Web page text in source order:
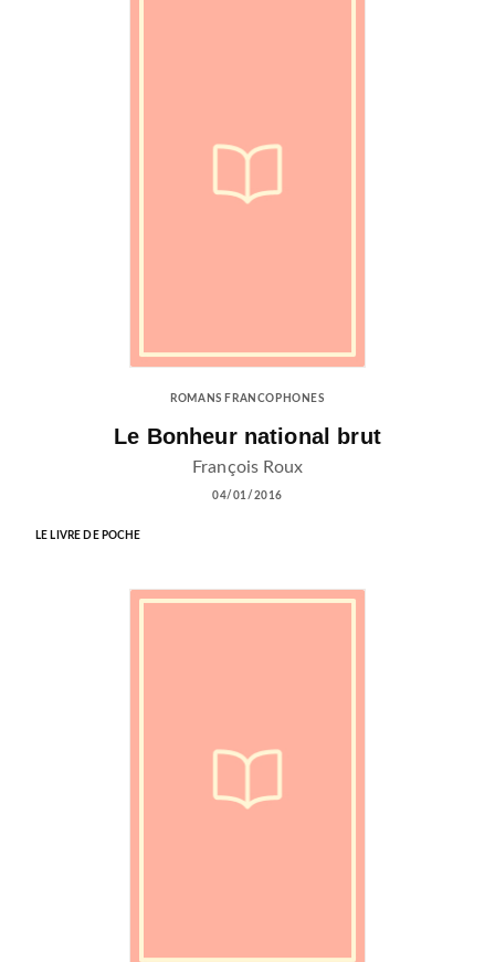
ROMANS FRANCOPHONES
Le Bonheur national brut
François Roux
04/01/2016
LE LIVRE DE POCHE